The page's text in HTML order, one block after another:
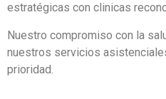
estratégicas con clinicas
Nuestro compromiso con la
nuestros servicios
prioridad.